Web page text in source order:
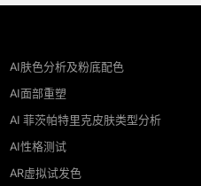
AI肤色分析及粉底配色
AI面部重塑
AI 菲茨帕特里克皮肤类型分析
AI性格测试
AR虚拟试发色